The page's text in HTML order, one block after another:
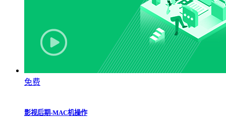
免费
影视后期-MAC机操作